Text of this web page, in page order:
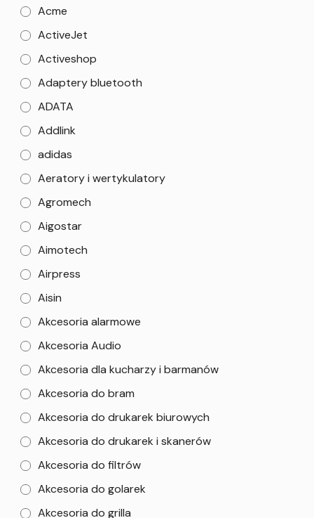
Acme
ActiveJet
Activeshop
Adaptery bluetooth
ADATA
Addlink
adidas
Aeratory i wertykulatory
Agromech
Aigostar
Aimotech
Airpress
Aisin
Akcesoria alarmowe
Akcesoria Audio
Akcesoria dla kucharzy i barmanów
Akcesoria do bram
Akcesoria do drukarek biurowych
Akcesoria do drukarek i skanerów
Akcesoria do filtrów
Akcesoria do golarek
Akcesoria do grilla